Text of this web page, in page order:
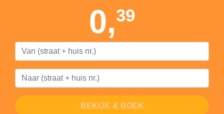
0,39
BEKIJK & BOEK